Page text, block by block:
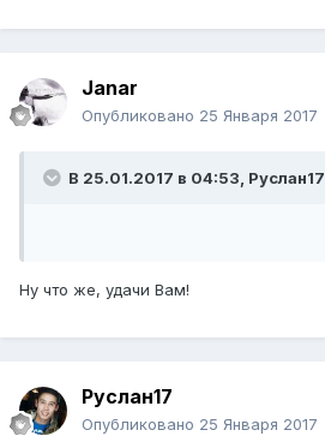
Janar
Опубликовано 25 Января 2017
В 25.01.2017 в 04:53, Руслан17
Ну что же, удачи Вам!
Руслан17
Опубликовано 25 Января 2017